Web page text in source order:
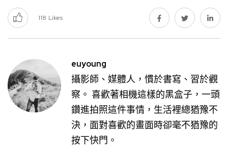
118 Likes
euyoung
攝影師、媒體人，慣於書寫、習於觀
察。 喜歡著相機這樣的黑盒子，一頭
鑽進拍照這件事情，生活裡總猶豫不
決，面對喜歡的畫面時卻毫不猶豫的
按下快門。